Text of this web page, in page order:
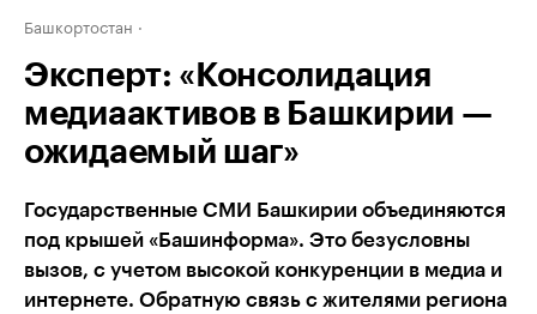
Башкортостан
Эксперт: «Консолидация
медиаактивов в Башкирии —
ожидаемый шаг»
Государственные СМИ Башкирии объединяются
под крышей «Башинформа». Это безусловны
вызов, с учетом высокой конкуренции в медиа и
интернете. Обратную связь с жителями региона